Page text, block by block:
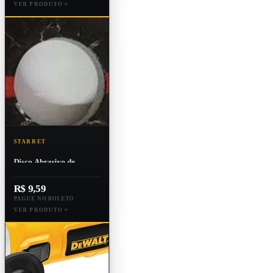
VER PRODUTO
STARRET
Disco Abrasivo de
115x5,0x22,23mm
R$ 9,59
PAGUE NO BOLETO
VER PRODUTO